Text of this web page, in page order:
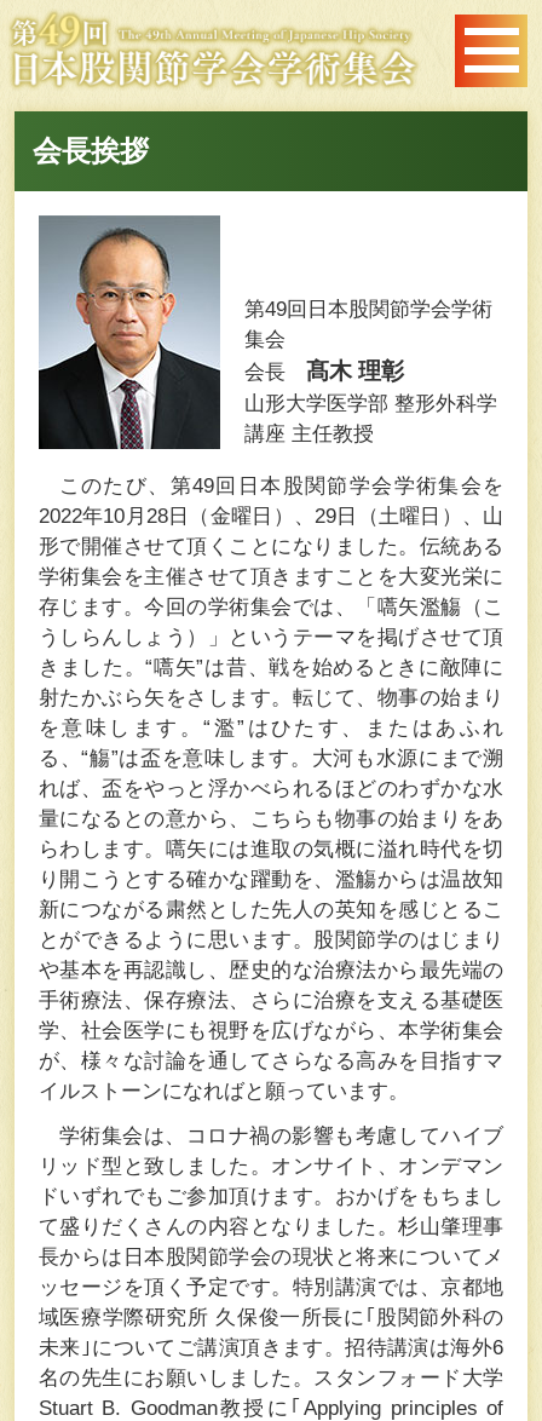
会長挨拶
第49回日本股関節学会学術
集会
会長 髙木 理彰
山形大学医学部 整形外科学
講座 主任教授
このたび、第49回日本股関節学会学術集会を
2022年10月28日（金曜日）、29日（土曜日）、山
形で開催させて頂くことになりました。伝統ある
学術集会を主催させて頂きますことを大変光栄に
存じます。今回の学術集会では、「嚆矢濫觴（こ
うしらんしょう）」というテーマを掲げさせて頂
きました。“嚆矢”は昔、戦を始めるときに敵陣に
射たかぶら矢をさします。転じて、物事の始まり
を意味します。“濫”はひたす、またはあふれ
る、“觴”は盃を意味します。大河も水源にまで溯
れば、盃をやっと浮かべられるほどのわずかな水
量になるとの意から、こちらも物事の始まりをあ
らわします。嚆矢には進取の気概に溢れ時代を切
り開こうとする確かな躍動を、濫觴からは温故知
新につながる粛然とした先人の英知を感じとるこ
とができるように思います。股関節学のはじまり
や基本を再認識し、歴史的な治療法から最先端の
手術療法、保存療法、さらに治療を支える基礎医
学、社会医学にも視野を広げながら、本学術集会
が、様々な討論を通してさらなる高みを目指すマ
イルストーンになればと願っています。
学術集会は、コロナ禍の影響も考慮してハイブ
リッド型と致しました。オンサイト、オンデマン
ドいずれでもご参加頂けます。おかげをもちまし
て盛りだくさんの内容となりました。杉山肇理事
長からは日本股関節学会の現状と将来についてメ
ッセージを頂く予定です。特別講演では、京都地
域医療学際研究所 久保俊一所長に｢股関節外科の
未来｣についてご講演頂きます。招待講演は海外6
名の先生にお願いしました。スタンフォード大学
Stuart B. Goodman教授に｢Applying principles of